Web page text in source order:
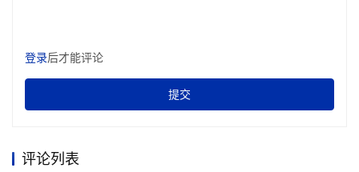
Martin认为，这样会浪费许多人力、时间以及成本，这种做
法随即被迅速叫停。
为了能达到“令行禁止的美妙境界”，Martin也对公司管理
登录后才能评论
提交
评论列表